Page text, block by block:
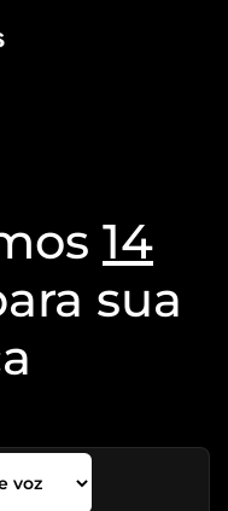
14
sua